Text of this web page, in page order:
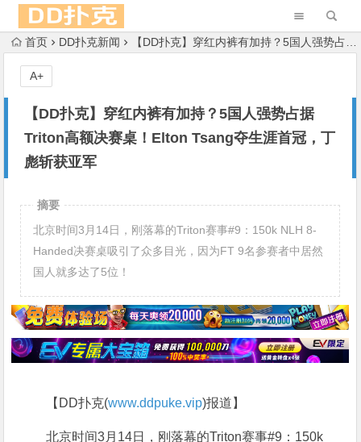
首页 DD扑克新闻 【DD扑克】穿红内裤有加持？5国人强势占据Triton高额决赛桌！Elton Tsang夺生涯首冠，丁彪斩获亚军
【DD扑克】穿红内裤有加持？5国人强势占据
Triton高额决赛桌！Elton Tsang夺生涯首冠，丁
彪斩获亚军
A+
摘要
北京时间3月14日，刚落幕的Triton赛事#9：150k NLH 8-
Handed决赛桌吸引了众多目光，因为FT 9名参赛者中居然
国人就多达了5位！
【DD扑克(www.ddpuke.vip)报道】
北京时间3月14日，刚落幕的Triton赛事#9：150k